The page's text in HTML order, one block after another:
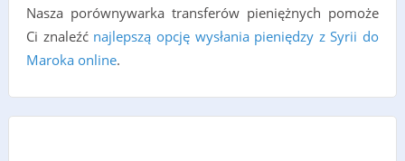
Nasza porównywarka transferów pieniężnych pomoże
Ci znaleźć najlepszą opcję wysłania pieniędzy z Syrii do
Maroka online.